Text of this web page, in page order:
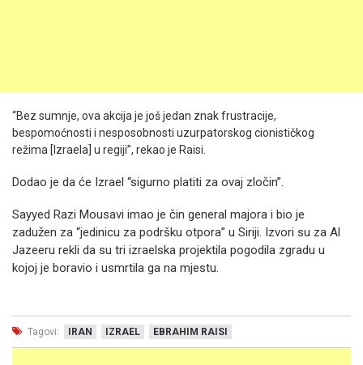
“Bez sumnje, ova akcija je još jedan znak frustracije,
bespomoćnosti i nesposobnosti uzurpatorskog cionističkog
režima [Izraela] u regiji”, rekao je Raisi.
Dodao je da će Izrael “sigurno platiti za ovaj zločin”.
Sayyed Razi Mousavi imao je čin general majora i bio je
zadužen za “jedinicu za podršku otpora” u Siriji. Izvori su za Al
Jazeeru rekli da su tri izraelska projektila pogodila zgradu u
kojoj je boravio i usmrtila ga na mjestu.
Tagovi: IRAN IZRAEL EBRAHIM RAISI